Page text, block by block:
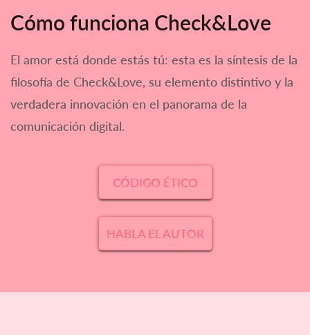
Cómo funciona Check&Love
El amor está donde estás tú: esta es la síntesis de la
filosofía de Check&Love, su elemento distintivo y la
verdadera innovación en el panorama de la
comunicación digital.
CÓDIGO ÉTICO
HABLA EL AUTOR